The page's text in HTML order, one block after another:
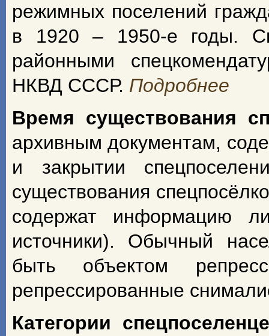
режимных поселений
в 1920 – 1950-е годы.
районными
НКВД СССР. Подробнее
Время существования
архивным документам,
и закрытии
существования
содержат информацию
источники). Обычный
быть объектом
репрессированные
Категории